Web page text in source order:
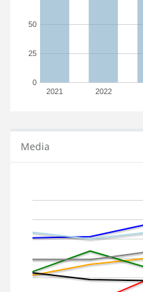
2021 2022
0
25
50
Media